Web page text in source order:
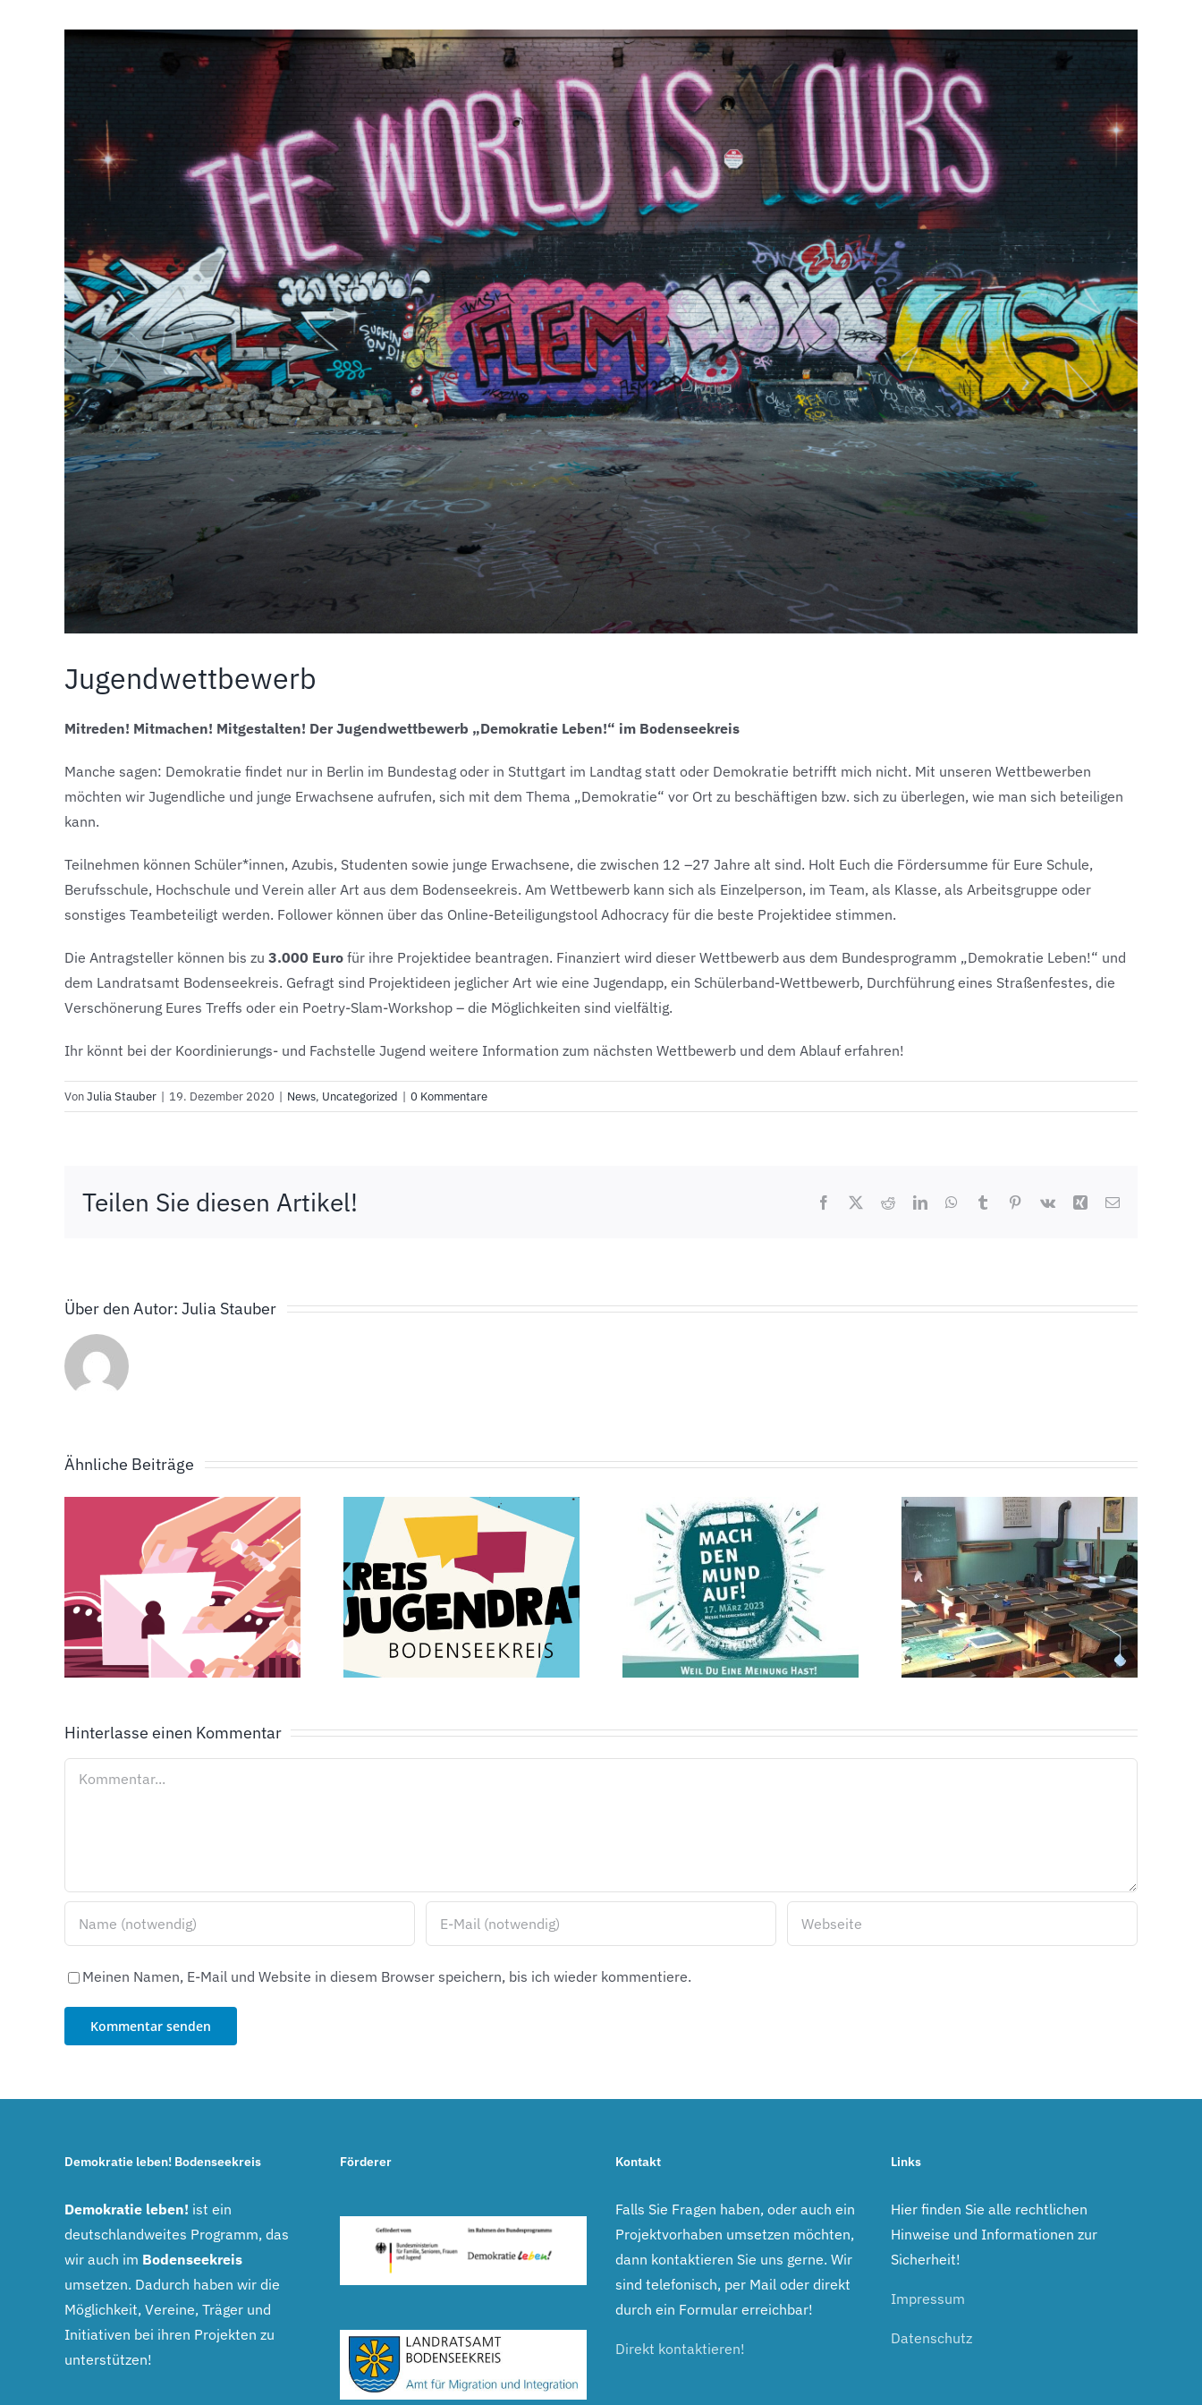
Zeige
grösseres
Jugendwettbewerb
Mitreden! Mitmachen! Mitgestalten! Der Jugendwettbewerb „Demokratie Leben!“ im Bodenseekreis
Manche sagen: Demokratie findet nur in Berlin im Bundestag oder in Stuttgart im Landtag statt oder Demokratie betrifft mich nicht. Mit unseren Wettbewerben
möchten wir Jugendliche und junge Erwachsene aufrufen, sich mit dem Thema „Demokratie“ vor Ort zu beschäftigen bzw. sich zu überlegen, wie man sich beteiligen
kann.
Teilnehmen können Schüler*innen, Azubis, Studenten sowie junge Erwachsene, die zwischen 12 –27 Jahre alt sind. Holt Euch die Fördersumme für Eure Schule,
Berufsschule, Hochschule und Verein aller Art aus dem Bodenseekreis. Am Wettbewerb kann sich als Einzelperson, im Team, als Klasse, als Arbeitsgruppe oder
sonstiges Teambeteiligt werden. Follower können über das Online-Beteiligungstool Adhocracy für die beste Projektidee stimmen.
Die Antragsteller können bis zu 3.000 Euro für ihre Projektidee beantragen. Finanziert wird dieser Wettbewerb aus dem Bundesprogramm „Demokratie Leben!“ und
dem Landratsamt Bodenseekreis. Gefragt sind Projektideen jeglicher Art wie eine Jugendapp, ein Schülerband-Wettbewerb, Durchführung eines Straßenfestes, die
Verschönerung Eures Treffs oder ein Poetry-Slam-Workshop – die Möglichkeiten sind vielfältig.
Ihr könnt bei der Koordinierungs- und Fachstelle Jugend weitere Information zum nächsten Wettbewerb und dem Ablauf erfahren!
VonJulia Stauber | 19. Dezember 2020 | News, Uncategorized | 0 Kommentare
Teilen Sie diesen Artikel! Facebook RedditLinkedInWhatsApp
Tumblr Pinterest
Vk Xing E-
Über den Autor: Julia Stauber
Ähnliche Beiträge
KREISJUGENDRAT
„Demokratie
leben!“ zu Gast
auf der IBO
Anne-Frank-
Woche im
Bodenseekreis
Bericht
„Demokratie-
Konferenz
2023!“
Hinterlasse einen Kommentar
Meinen Namen, E-Mail und Website in diesem Browser speichern, bis ich wieder kommentiere.
Demokratie leben! Bodenseekreis
Demokratie leben! ist ein
deutschlandweites Programm, das
wir auch im Bodenseekreis
umsetzen. Dadurch haben wir die
Möglichkeit, Vereine, Träger und
Initiativen bei ihren Projekten zu
unterstützen!
Förderer Kontakt
Falls Sie Fragen haben, oder auch ein
Projektvorhaben umsetzen möchten,
dann kontaktieren Sie uns gerne. Wir
sind telefonisch, per Mail oder direkt
durch ein Formular erreichbar!
Direkt kontaktieren!
Links
Hier finden Sie alle rechtlichen
Hinweise und Informationen zur
Sicherheit!
Impressum
Datenschutz